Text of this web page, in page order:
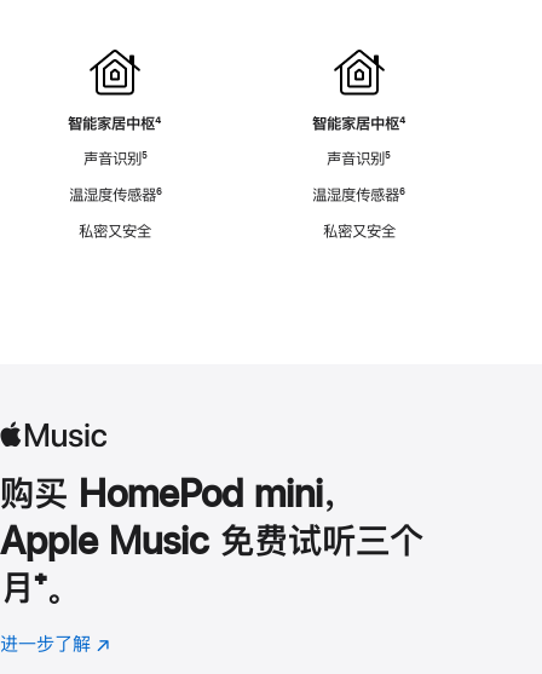
智能家居中枢脚
⁴
声音识别脚
⁵
温湿度传感器脚
⁶
私密又安全
智能家居中枢脚
⁴
声音识别脚
⁵
温湿度传感器脚
⁶
私密又安全
购买 HomePod mini，
Apple Music 免费试听三个
月 脚
注
⁺。
进一步了解 Apple
(在